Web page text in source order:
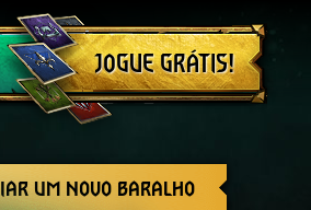
JOGUE GRÁTIS!
um novo baralho